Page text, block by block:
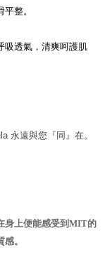
整。
吸透氣，清爽呵護肌
永遠與您『同』在。
身上便能感受到MIT的
。